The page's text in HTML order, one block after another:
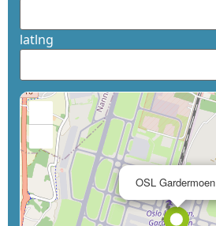
latlng
OSL Gardermoen